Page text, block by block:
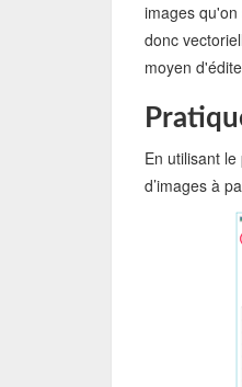
images
donc
moyen
En utilisant
d’images à